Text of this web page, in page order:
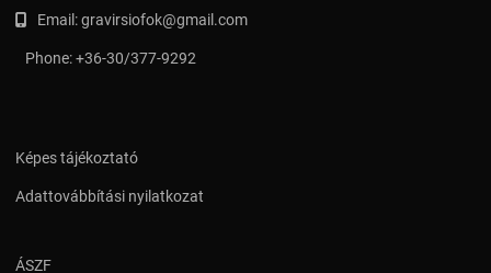
Email:gravirsiofok@gmail.com
Phone:+36-30/377-9292
Képes tájékoztató
Adattovábbítási nyilatkozat
ÁSZF